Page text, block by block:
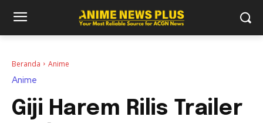
Beranda Anime
Anime
Giji Harem Rilis Trailer